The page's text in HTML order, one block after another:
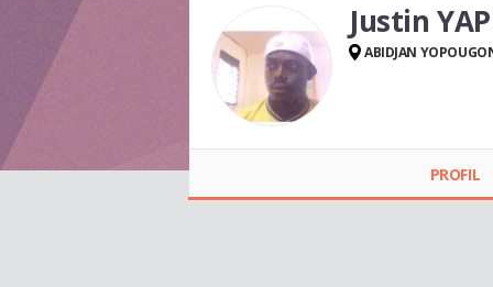
Justin
ABIDJAN
PROFIL